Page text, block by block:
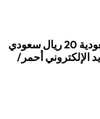
بطاقة فيرجن موبايل السعودية 20 ريال سعودي
الإلكتروني أحمر/